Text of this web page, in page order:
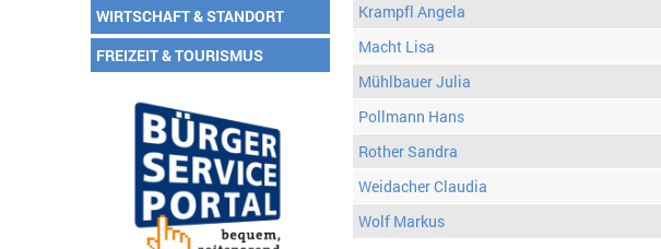
WIRTSCHAFT & STANDORT
FREIZEIT & TOURISMUS
Krampfl Angela
Macht Lisa
Mühlbauer Julia
Pollmann Hans
Rother Sandra
Weidacher Claudia
Wolf Markus